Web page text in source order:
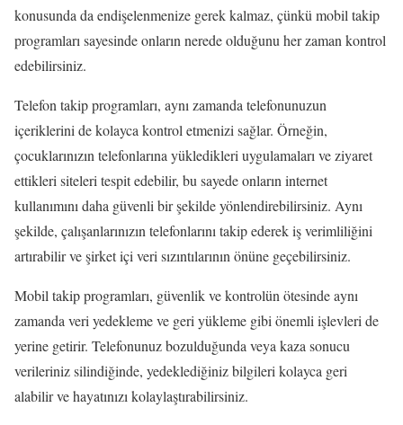
konusunda da endişelenmenize gerek kalmaz, çünkü mobil takip
programları sayesinde onların nerede olduğunu her zaman kontrol
edebilirsiniz.
Telefon takip programları, aynı zamanda telefonunuzun
içeriklerini de kolayca kontrol etmenizi sağlar. Örneğin,
çocuklarınızın telefonlarına yükledikleri uygulamaları ve ziyaret
ettikleri siteleri tespit edebilir, bu sayede onların internet
kullanımını daha güvenli bir şekilde yönlendirebilirsiniz. Aynı
şekilde, çalışanlarınızın telefonlarını takip ederek iş verimliliğini
artırabilir ve şirket içi veri sızıntılarının önüne geçebilirsiniz.
Mobil takip programları, güvenlik ve kontrolün ötesinde aynı
zamanda veri yedekleme ve geri yükleme gibi önemli işlevleri de
yerine getirir. Telefonunuz bozulduğunda veya kaza sonucu
verileriniz silindiğinde, yedeklediğiniz bilgileri kolayca geri
alabilir ve hayatınızı kolaylaştırabilirsiniz.